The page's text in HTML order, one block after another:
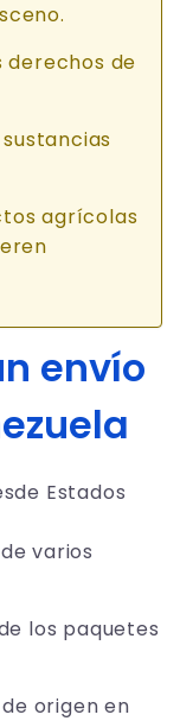
derechos de
agrícolas
envío
Estados
varios
los paquetes
origen en